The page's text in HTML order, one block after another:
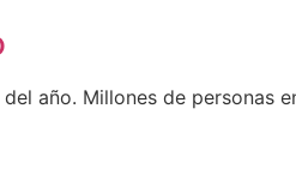
año. Millones de personas